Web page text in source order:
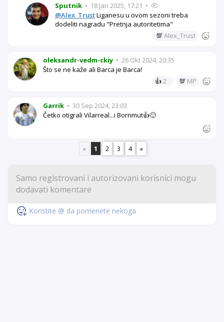
Sputnik • 18 Jan 2025, 17:21 •
@Alex_TrustLiganesu u ovom sezoni treba
dodeliti nagradu "Pretnja autoritetima"
💯Alex_Trust
oleksandr-vedm-ckiy • 26 Okt 2024, 20:35
Što se ne kaže ali Barca je Barca!
👍2 💯 MP
Garrik • 30 Sep 2024, 23:03
Četko otigrali Vilarreal...i Bornmut👍🙂
« 1 2 3 4 »
Koristite @ da pomenete nekoga